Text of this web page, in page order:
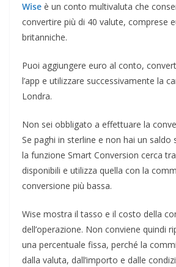
Wise è un conto multivaluta che
convertire più di 40 valute, comprese
britanniche.
Puoi aggiungere euro al conto,
l’app e utilizzare successivamente la
Londra.
Non sei obbligato a effettuare la
Se paghi in sterline e non hai un saldo
la funzione Smart Conversion cerca
disponibili e utilizza quella con la
conversione più bassa.
Wise mostra il tasso e il costo della
dell’operazione. Non conviene quindi
una percentuale fissa, perché la
dalla valuta, dall’importo e dalle